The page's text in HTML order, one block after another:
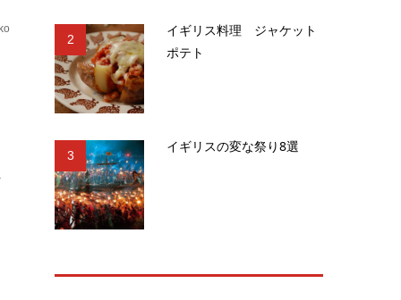
2
イギリス料理 ジャケット
ポテト
3
イギリスの変な祭り8選